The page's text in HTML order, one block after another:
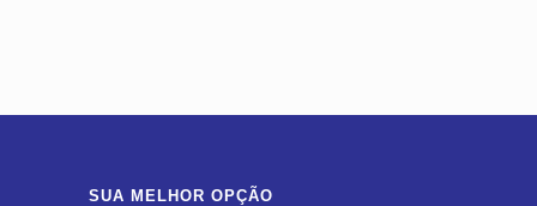
SUA MELHOR OPÇÃO